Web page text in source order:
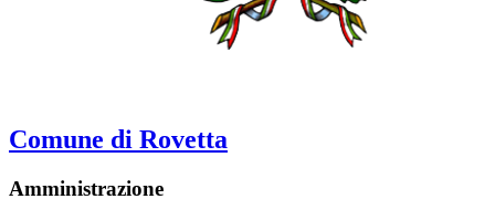
Comune di Rovetta
Amministrazione